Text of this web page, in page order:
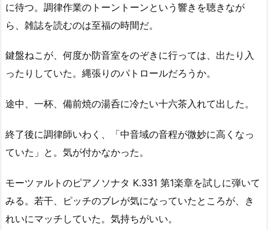
に待つ。調律作業のトーントーンという響きを聴きなが
ら、雑誌を読むのは至福の時間だ。
鍵盤ねこが、何度か防音室をのぞきに行っては、出たり入
ったりしていた。縄張りのパトロールだろうか。
途中、一杯、備前焼の湯呑に冷たい十六茶入れて出した。
終了後に調律師いわく、「中音域の音程が微妙に高くなっ
ていた」と。気が付かなかった。
モーツァルトのピアノソナタ K.331 第1楽章を試しに弾いて
みる。若干、ピッチのブレが気になっていたところが、き
れいにマッチしていた。気持ちがいい。